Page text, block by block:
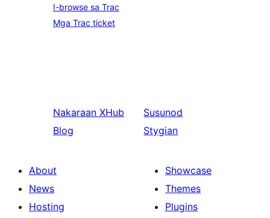
I-browse sa Trac
Mga Trac ticket
Nakaraan XHub
Blog
Susunod
Stygian
About
News
Hosting
Showcase
Themes
Plugins